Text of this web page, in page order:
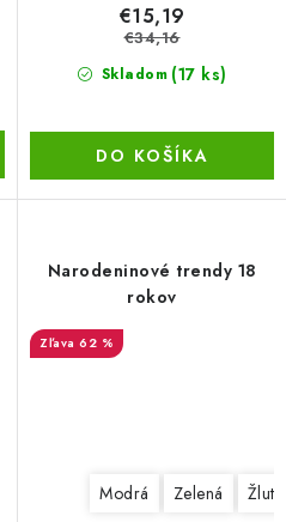
Skladom (17 ks)
€15,19
€34,16
DO KOŠÍKA
Narodeninové trendy 18
rokov
62 %
Modrá Zelená Žlutá